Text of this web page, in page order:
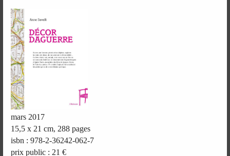
mars 2017
15,5 x 21 cm, 288 pages
isbn : 978-2-36242-062-7
prix public : 21 €